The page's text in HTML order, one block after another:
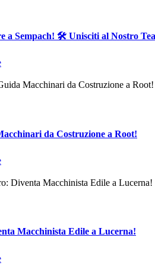
a Sempach! 🛠️ Unisciti al Nostro
da Costruzione a Root!
Macchinista Edile a Lucerna!